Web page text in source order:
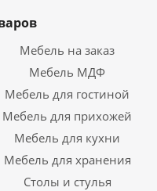
Мебель на заказ
Мебель МДФ
Мебель для гостиной
Мебель для прихожей
Мебель для кухни
Мебель для хранения
Столы и стулья